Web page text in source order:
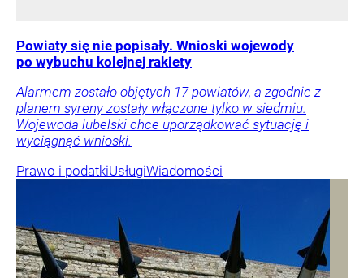
Powiaty się nie popisały. Wnioski wojewody
po wybuchu kolejnej rakiety
Alarmem zostało objętych 17 powiatów, a zgodnie z
planem syreny zostały włączone tylko w siedmiu.
Wojewoda lubelski chce uporządkować sytuację i
wyciągnąć wnioski.
Prawo i podatkiUsługiWiadomości